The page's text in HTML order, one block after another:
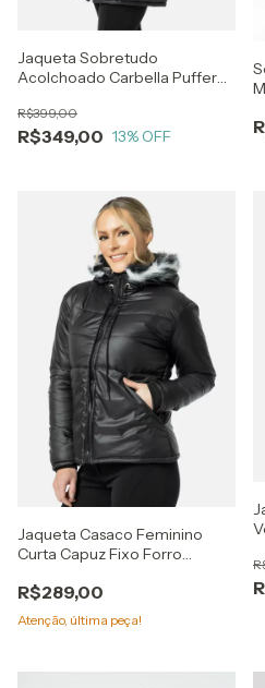
Jaqueta Sobretudo
Acolchoado Carbella Puffer
R$349,00
R$399,00
13% OFF
Jaqueta Casaco Feminino
Curta Capuz Fixo Forro
Capuz
R$289,00
Atenção, última peça!